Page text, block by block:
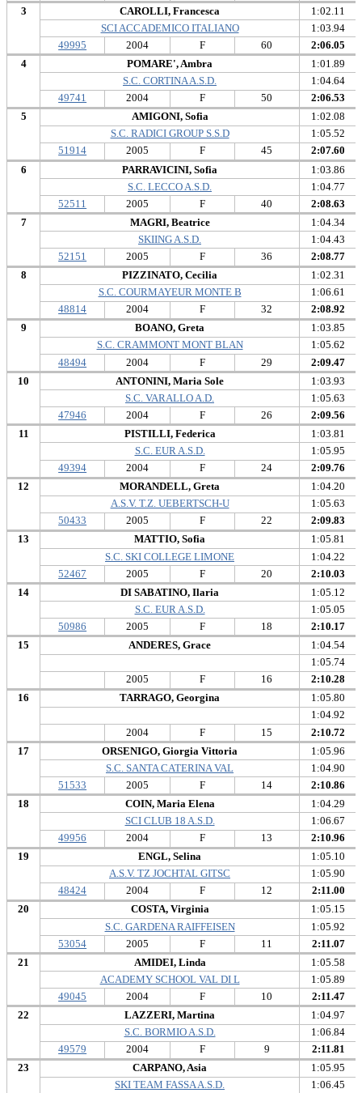
3
49995
CAROLLI, Francesca
2004 F
SCI ACCADEMICO ITALIANO
1:02.11
1:03.94
2:06.05
60
4
49741
POMARE', Ambra
2004 F
S.C. CORTINA A.S.D.
1:01.89
1:04.64
2:06.53
50
5
51914
AMIGONI, Sofia
2005 F
S.C. RADICI GROUP S.S.D
1:02.08
1:05.52
2:07.60
45
6
52511
PARRAVICINI, Sofia
2005 F
S.C. LECCO A.S.D.
1:03.86
1:04.77
2:08.63
40
7
52151
MAGRI, Beatrice
2005 F
SKIING A.S.D.
1:04.34
1:04.43
2:08.77
36
8
48814
PIZZINATO, Cecilia
2004 F
S.C. COURMAYEUR MONTE B
1:02.31
1:06.61
2:08.92
32
9
48494
BOANO, Greta
2004 F
S.C. CRAMMONT MONT BLAN
1:03.85
1:05.62
2:09.47
29
10
47946
ANTONINI, Maria Sole
2004 F
S.C. VARALLO A.D.
1:03.93
1:05.63
2:09.56
26
11
49394
PISTILLI, Federica
2004 F
S.C. EUR A.S.D.
1:03.81
1:05.95
2:09.76
24
12
50433
MORANDELL, Greta
2005 F
A.S.V. T.Z. UEBERTSCH-U
1:04.20
1:05.63
2:09.83
22
13
52467
MATTIO, Sofia
2005 F
S.C. SKI COLLEGE LIMONE
1:05.81
1:04.22
2:10.03
20
14
50986
DI SABATINO, Ilaria
2005 F
S.C. EUR A.S.D.
1:05.12
1:05.05
2:10.17
18
15
ANDERES, Grace
2005 F
1:04.54
1:05.74
2:10.28
16
16
TARRAGO, Georgina
2004 F
1:05.80
1:04.92
2:10.72
15
17
51533
ORSENIGO, Giorgia Vittoria
2005 F
S.C. SANTA CATERINA VAL
1:05.96
1:04.90
2:10.86
14
18
49956
COIN, Maria Elena
2004 F
SCI CLUB 18 A.S.D.
1:04.29
1:06.67
2:10.96
13
19
48424
ENGL, Selina
2004 F
A.S.V. TZ JOCHTAL GITSC
1:05.10
1:05.90
2:11.00
12
20
53054
COSTA, Virginia
2005 F
S.C. GARDENA RAIFFEISEN
1:05.15
1:05.92
2:11.07
11
21
49045
AMIDEI, Linda
2004 F
ACADEMY SCHOOL VAL DI L
1:05.58
1:05.89
2:11.47
10
22
49579
LAZZERI, Martina
2004 F
S.C. BORMIO A.S.D.
1:04.97
1:06.84
2:11.81
9
23
CARPANO, Asia
SKI TEAM FASSA A.S.D.
1:05.95
1:06.45